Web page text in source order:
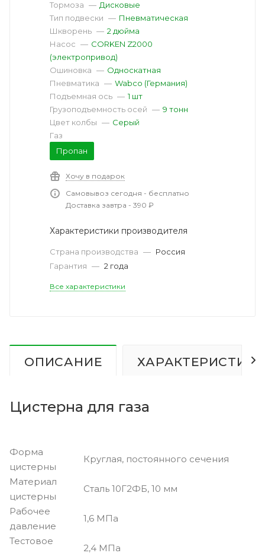
Тормоза — Дисковые
Тип подвески — Пневматическая
Шкворень — 2 дюйма
Насос — CORKEN Z2000
(электропривод)
Ошиновка — Односкатная
Пневматика — Wabco (Германия)
Подъемная ось — 1 шт
Грузоподъемность осей — 9 тонн
Цвет колбы — Серый
Газ
Пропан
Хочу в подарок
Самовывоз сегодня - бесплатно
Доставка завтра - 390 ₽
Характеристики производителя
Страна производства — Россия
Гарантия — 2 года
Все характеристики
ОПИСАНИЕ
Цистерна для газа
Форма
цистерны
Круглая, постоянного сечения
Материал
цистерны
Сталь 10Г2ФБ, 10 мм
Рабочее
давление
1,6 МПа
Тестовое
2,4 МПа